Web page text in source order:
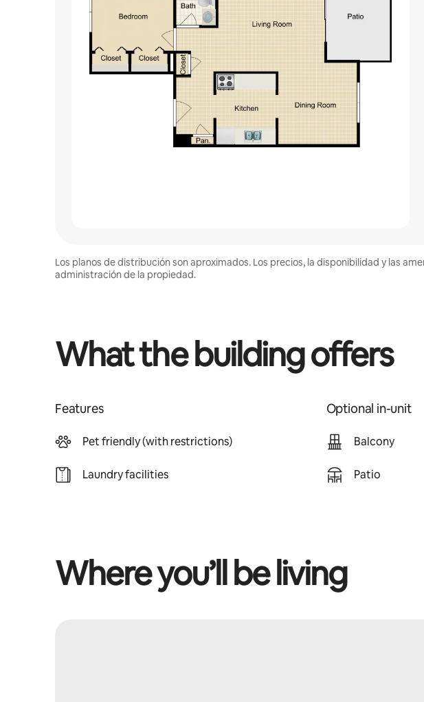
Los planos de distribución son aproximados. Los precios, la disponibilidad y las
administración de la propiedad.
What the building offers
Features
Pet friendly (with restrictions)
Laundry facilities
Optional in-unit
Balcony
Patio
Where you’ll be living